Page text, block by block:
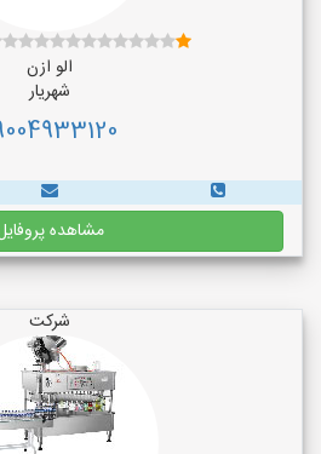
الو ازن
شهریار
مشاهده
شرکت